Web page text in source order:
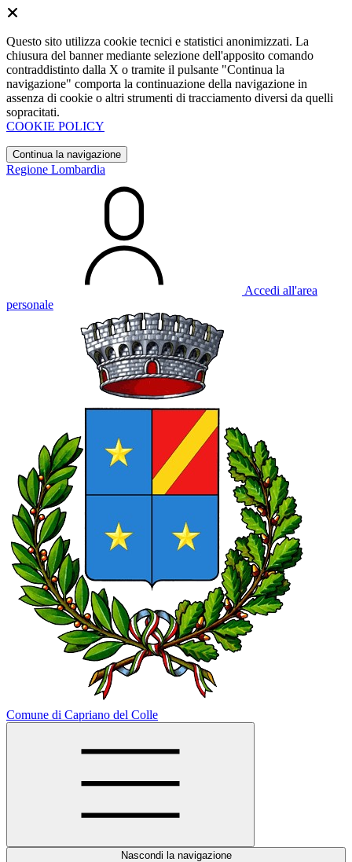
Questo sito utilizza cookie tecnici e statistici anonimizzati. La
chiusura del banner mediante selezione dell'apposito comando
contraddistinto dalla X o tramite il pulsante "Continua la
navigazione" comporta la continuazione della navigazione in
assenza di cookie o altri strumenti di tracciamento diversi da quelli
sopracitati.
COOKIE POLICY
Continua la navigazione
Regione Lombardia
Accedi all'area
personale
Comune di Capriano del Colle
Nascondi la navigazione